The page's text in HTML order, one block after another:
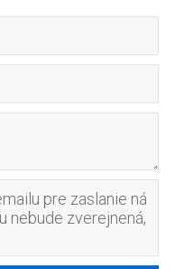
pre zaslanie ná
nebude zverejnená,